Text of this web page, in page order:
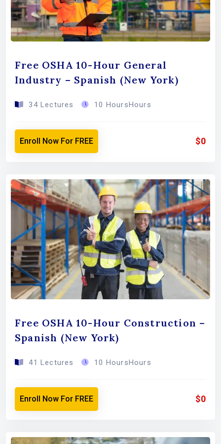
Free OSHA 10-Hour General
Industry – Spanish (New York)
34 Lectures 10 HoursHours
Enroll Now For FREE $0
Free OSHA 10-Hour Construction –
Spanish (New York)
41 Lectures 10 HoursHours
Enroll Now For FREE $0